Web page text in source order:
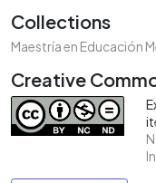
Collections
Maestría en Educación
Creative